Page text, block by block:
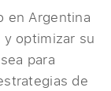
en Argentina
optimizar su
para
de